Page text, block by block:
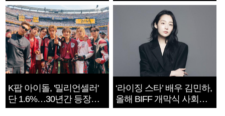
지는 ‘전쟁 속죄’
K팝 아이돌, '밀리언셀러'
단 1.6%…30년간 등장
1182개팀 전수조사
‘라이징 스타’ 배우 김민하,
올해 BIFF 개막식 사회자
확정